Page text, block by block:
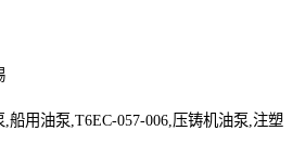
船用油泵,T6EC-057-006,压铸机油泵,注塑